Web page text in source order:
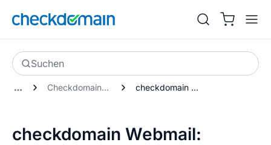
Suchen
Checkdomain-Webmail checkdomain Webmail: Ordner anlegen
checkdomain Webmail: